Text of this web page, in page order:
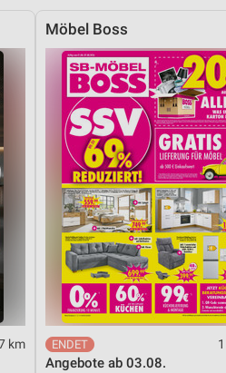
km
Möbel Boss
Angebote ab 03.08.
Kombinationen von Daten aus
von Inhalten
identifizieren